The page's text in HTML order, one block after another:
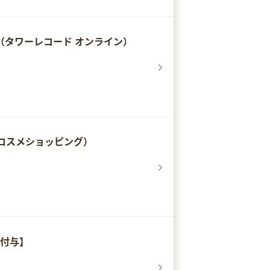
ワーレコード オンライン）
メショッピング）
与】